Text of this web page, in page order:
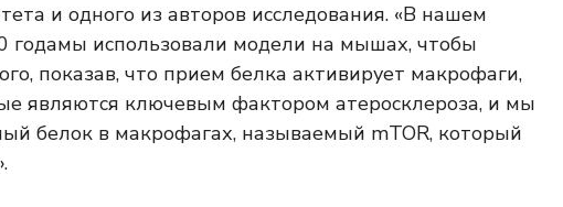
и одного из авторов исследования. «В нашем
годамы использовали модели на мышах, чтобы
показав, что прием белка активирует макрофаги,
являются ключевым фактором атеросклероза, и мы
белок в макрофагах, называемый mTOR, который